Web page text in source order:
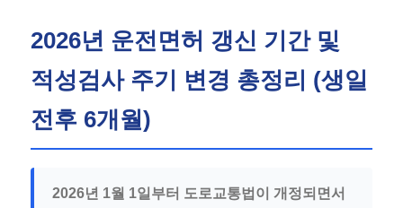
2026년 운전면허 갱신 기간 및
적성검사 주기 변경 총정리 (생일
전후 6개월)
2026년 1월 1일부터 도로교통법이 개정되면서